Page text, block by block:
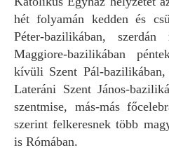
hét folyamán kedden és
Péter-bazilikában,
Maggiore-bazilikában
kívüli Szent Pál-
Lateráni Szent János-
szentmise, más-más
szerint felkeresnek több
is Rómában.